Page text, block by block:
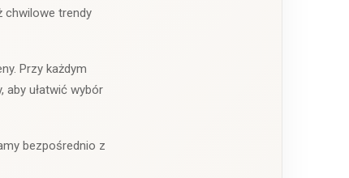
chwilowe trendy
Przy każdym
aby ułatwić wybór
bezpośrednio z